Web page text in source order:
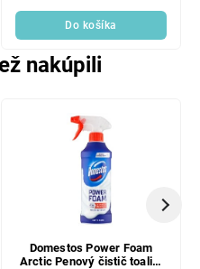
Do košíka
nakúpili
Domestos Power Foam
Arctic Penový čistič toaliet